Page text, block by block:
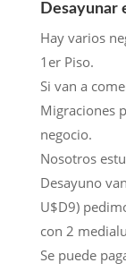
Desayunar
Hay varios
1er Piso.
Si van a
Migraciones
negocio.
Nosotros
Desayuno
U$D9)
con 2
Se puede